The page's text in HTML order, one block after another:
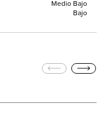
Medio Bajo
Bajo